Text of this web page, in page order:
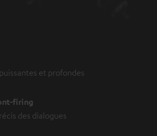
et profondes
firing
des dialogues